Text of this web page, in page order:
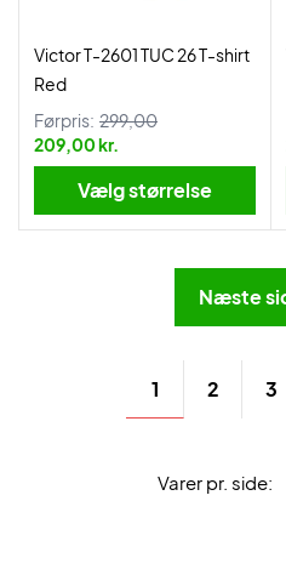
Victor T-2601 TUC 26 T-shirt
Red
Førpris: 299,00
209,00 kr.
Vælg størrelse
Næste
1 2 3
Varer pr. side: